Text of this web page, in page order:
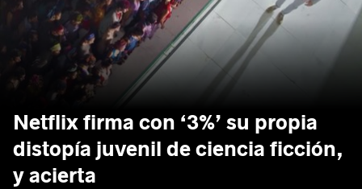
Netflix firma con ‘3%’ su propia
distopía juvenil de ciencia ficción,
y acierta